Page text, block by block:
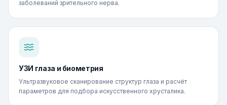
заболеваний зрительного нерва.
УЗИ глаза и биометрия
Ультразвуковое сканирование структур глаза и расчёт
параметров для подбора искусственного хрусталика.